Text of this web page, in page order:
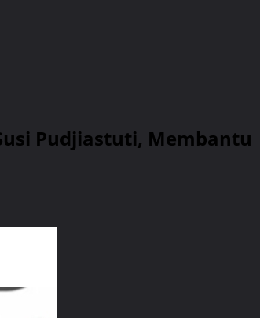
Pudjiastuti, Membantu